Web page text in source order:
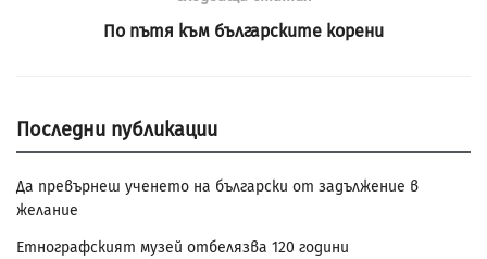
По пътя към българските корени
Последни публикации
Да превърнеш ученето на български от задължение в
желание
Етнографският музей отбелязва 120 години